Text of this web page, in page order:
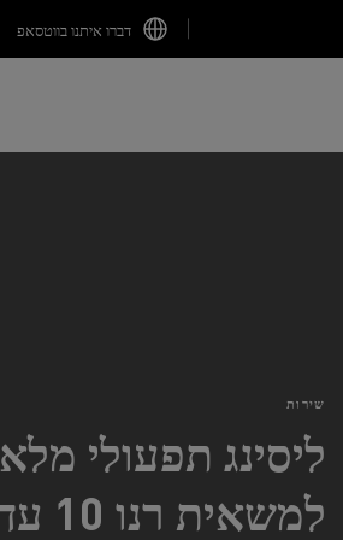
דברו איתנו בווטסאפ
קריאת שירות Recall
חנות המוצרים
שירות
ליסינג תפעולי מלא
למשאית רנו 10 עד 18 טון